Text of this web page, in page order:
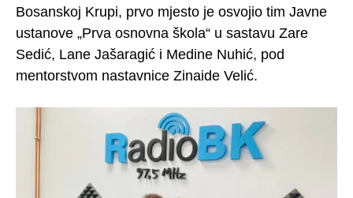
Bosanskoj Krupi, prvo mjesto je osvojio tim Javne
ustanove „Prva osnovna škola“ u sastavu Zare
Sedić, Lane Jašaragić i Medine Nuhić, pod
mentorstvom nastavnice Zinaide Velić.